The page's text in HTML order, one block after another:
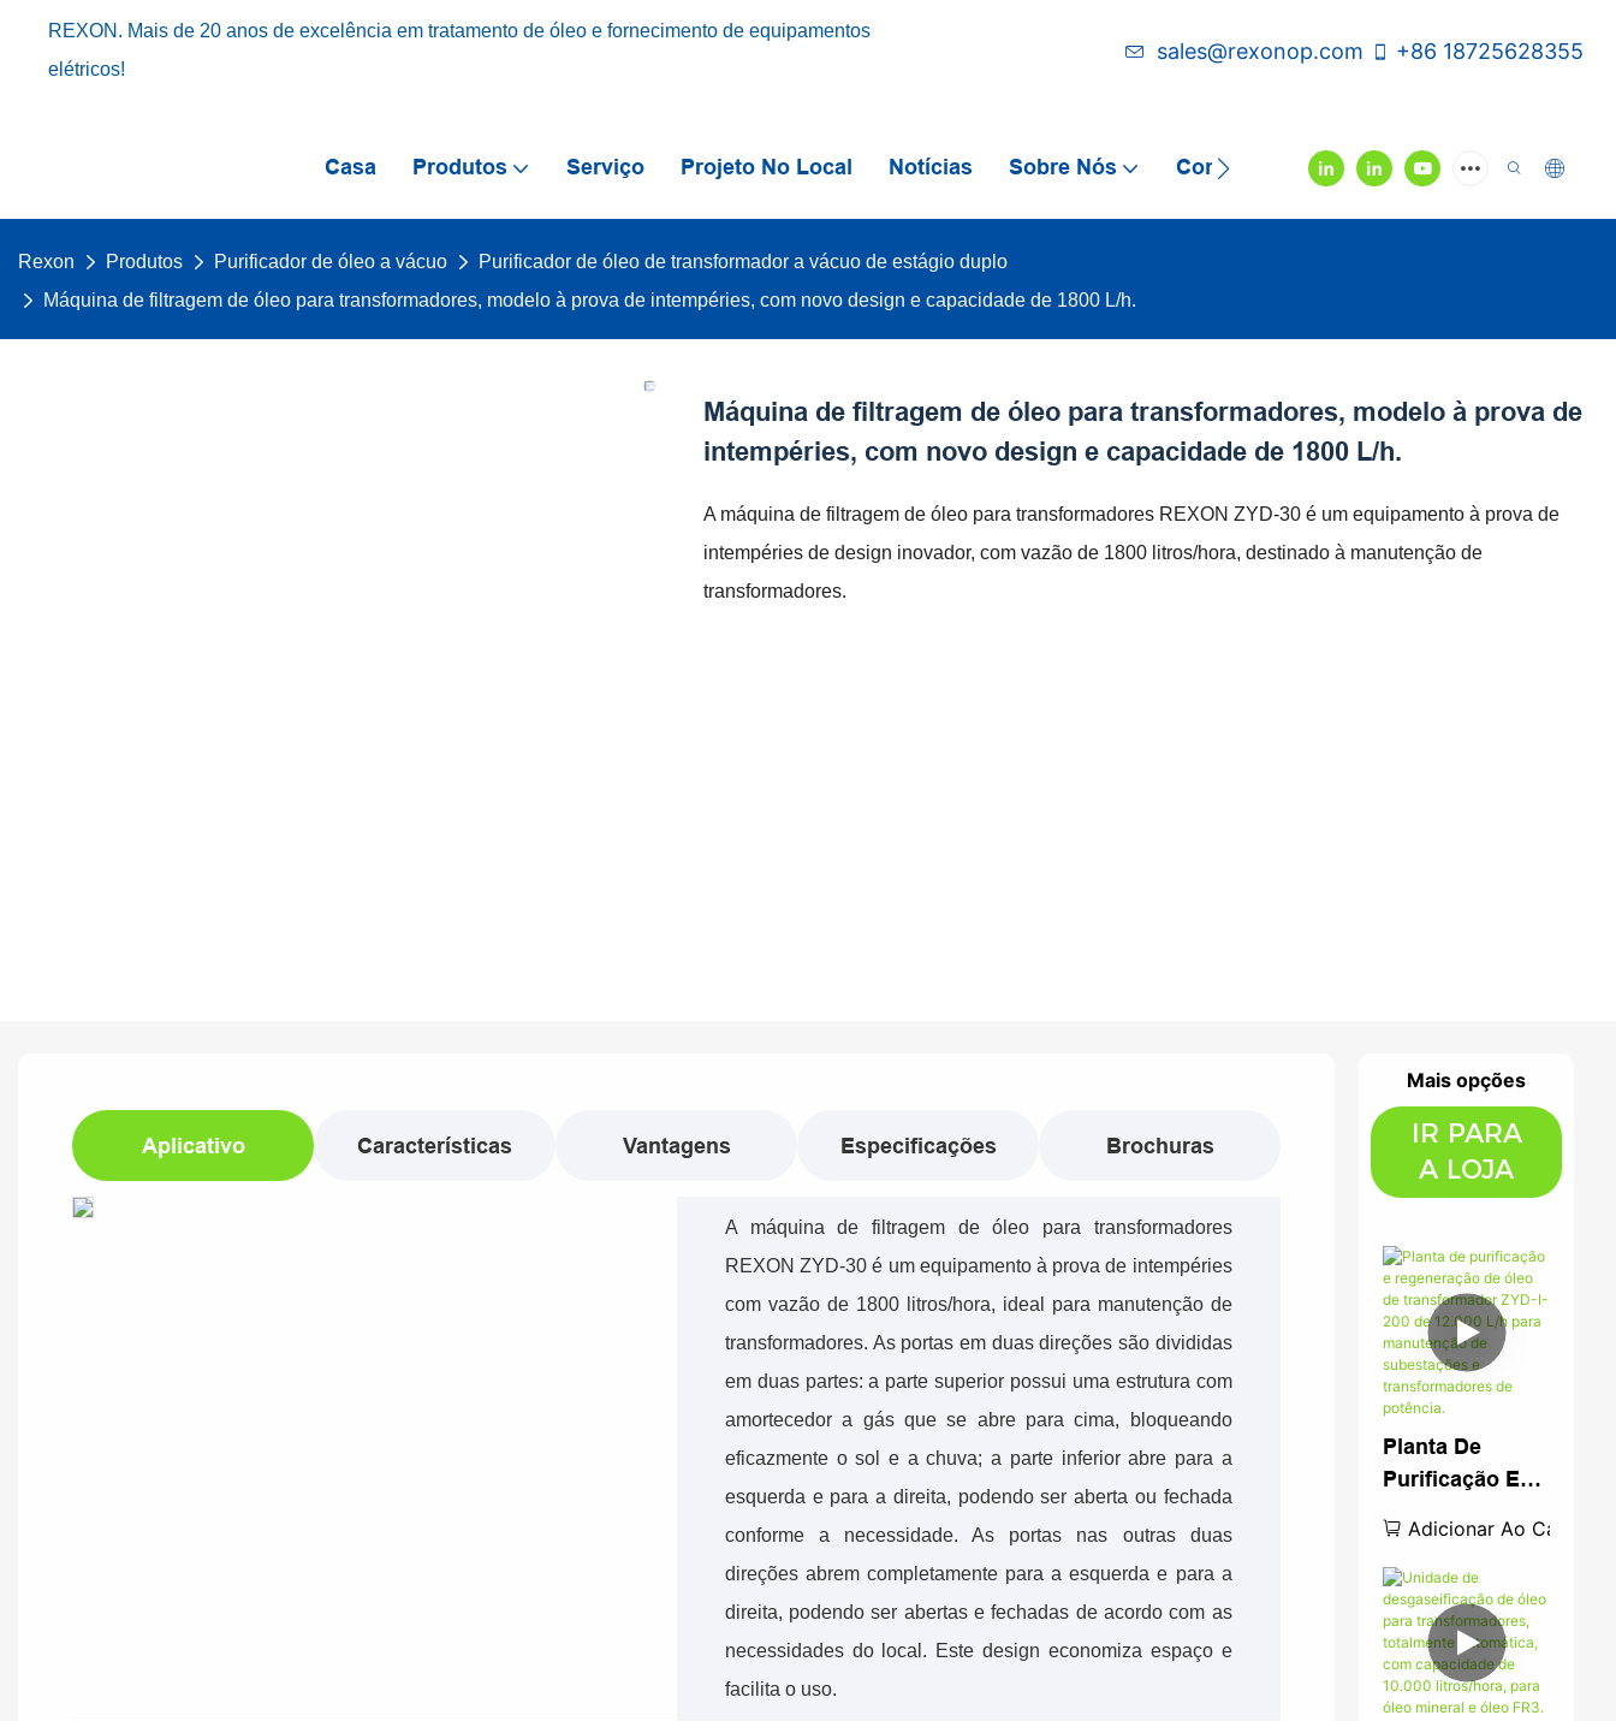
REXON. Mais de 20 anos de excelência em tratamento de óleo e fornecimento de equipamentos
elétricos!
sales@rexonop.com +86 18725628355
Casa Produtos Serviço Projeto No Local Notícias Sobre Nós Contate-Nos Vídeo
Rexon Produtos Purificador de óleo a vácuo
Purificador de óleo de transformador a vácuo de estágio duplo
Máquina de filtragem de óleo para transformadores, modelo à prova de intempéries, com novo design e capacidade de 1800 L/h.
Máquina de filtragem de óleo para transformadores, modelo à prova de
intempéries, com novo design e capacidade de 1800 L/h.
A máquina de filtragem de óleo para transformadores REXON ZYD-30 é um equipamento à prova de
intempéries de design inovador, com vazão de 1800 litros/hora, destinado à manutenção de
transformadores.
Mais opções
IR PARA
A LOJA
Planta De
Purificação E
De Óleo De
Transformador
ZYD-I-200 De
12.000 L/h Para
Manutenção De
Subestações E
Adicionar Ao Carrinho
Aplicativo Características Vantagens Especificações Brochuras
A máquina de filtragem de óleo para transformadores
REXON ZYD-30 é um equipamento à prova de intempéries
com vazão de 1800 litros/hora, ideal para manutenção de
transformadores. As portas em duas direções são divididas
em duas partes: a parte superior possui uma estrutura com
amortecedor a gás que se abre para cima, bloqueando
eficazmente o sol e a chuva; a parte inferior abre para a
esquerda e para a direita, podendo ser aberta ou fechada
conforme a necessidade. As portas nas outras duas
direções abrem completamente para a esquerda e para a
direita, podendo ser abertas e fechadas de acordo com as
necessidades do local. Este design economiza espaço e
facilita o uso.